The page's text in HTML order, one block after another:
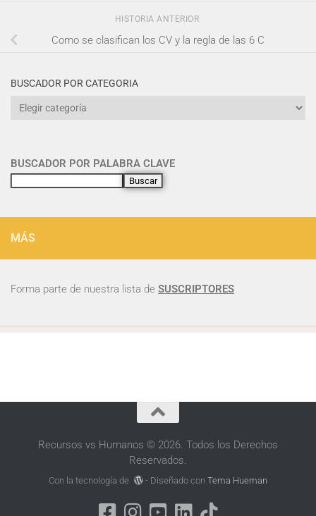
HISTORIA ANTERIOR
Como se clasifican los CV y la regla de las 6 C
BUSCADOR POR CATEGORIA
BUSCADOR POR PALABRA CLAVE
Buscar
MÁS
Forma parte de nuestra lista de SUSCRIPTORES
Recursos vs Humanos © 2026. Todos los Derechos
Reservados.
Con la tecnología de - Diseñado con Tema Hueman